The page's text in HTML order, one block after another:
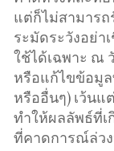
แต่ก็ไม่สามาร
ระมัดระวังอย่
ใช้ได้เฉพาะ ณ
หรือแก้ไขข้อมู
หรืออื่นๆ) เว้น
ทำให้ผลลัพธ์ที่
ที่คาดการณ์ล่ว